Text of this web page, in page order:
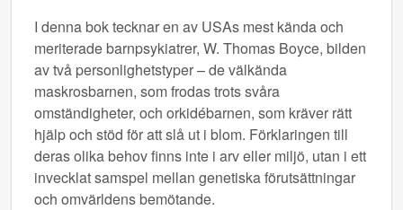
I denna bok tecknar en av USAs mest kända och
meriterade barnpsykiatrer, W. Thomas Boyce, bilden
av två personlighetstyper – de välkända
maskrosbarnen, som frodas trots svåra
omständigheter, och orkidébarnen, som kräver rätt
hjälp och stöd för att slå ut i blom. Förklaringen till
deras olika behov finns inte i arv eller miljö, utan i ett
invecklat samspel mellan genetiska förutsättningar
och omvärldens bemötande.